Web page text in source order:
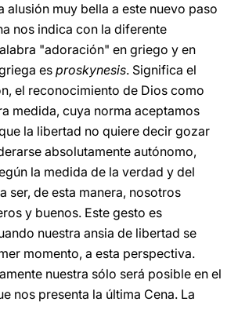
alusión muy bella a este nuevo paso
nos indica con la diferente
"adoración" en griego y en
es proskynesis. Significa el
el reconocimiento de Dios como
medida, cuya norma aceptamos
la libertad no quiere decir gozar
absolutamente autónomo,
la medida de la verdad y del
ser, de esta manera, nosotros
y buenos. Este gesto es
nuestra ansia de libertad se
momento, a esta perspectiva.
nuestra sólo será posible en el
nos presenta la última Cena. La